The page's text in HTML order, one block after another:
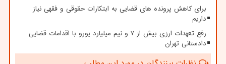
برای کاهش پرونده های قضایی به ابتکارات حقوقی و فقهی نیاز
داریم
رفع تعهدات ارزی بیش از ۷ و نیم میلیارد یورو با اقدامات قضایی
دادستانی تهران